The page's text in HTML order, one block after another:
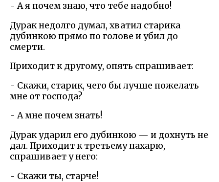
- А я почем знаю, что тебе надобно!
Дурак недолго думал, хватил старика
дубинкою прямо по голове и убил до
смерти.
Приходит к другому, опять спрашивает:
- Скажи, старик, чего бы лучше пожелать
мне от господа?
- А мне почем знать!
Дурак ударил его дубинкою — и дохнуть не
дал. Приходит к третьему пахарю,
спрашивает у него:
- Скажи ты, старче!